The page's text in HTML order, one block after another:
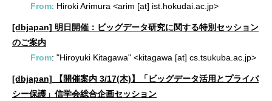
From: Hiroki Arimura <arim [at] ist.hokudai.ac.jp>
[dbjapan] 明日開催：ビッグデータ研究に関する特別セッション
のご案内
From: "Hiroyuki Kitagawa" <kitagawa [at] cs.tsukuba.ac.jp>
[dbjapan] 【開催案内 3/17(木)】「ビッグデータ活用とプライバ
シー保護」信学会総合企画セッション